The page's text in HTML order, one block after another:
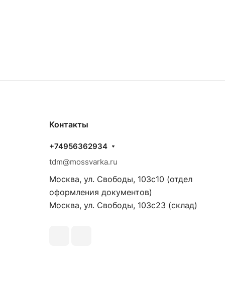
Контакты
+74956362934
tdm@mossvarka.ru
Москва, ул. Свободы, 103с10 (отдел
оформления документов)
Москва, ул. Свободы, 103с23 (склад)